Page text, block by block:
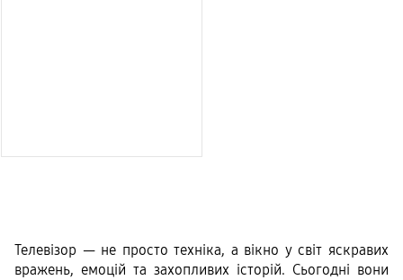
Телевізор — не просто техніка, а вікно у світ яскравих
вражень, емоцій та захопливих історій. Сьогодні вони